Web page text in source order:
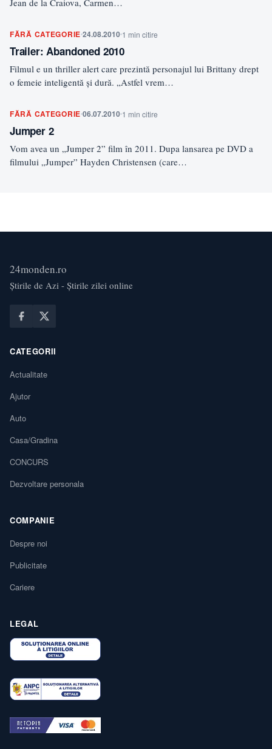
Jean de la Craiova, Carmen…
FĂRĂ CATEGORIE24.08.2010 1 min citire
Trailer: Abandoned 2010
Filmul e un thriller alert care prezintă personajul lui Brittany drept
o femeie inteligentă şi dură. „Astfel vrem…
FĂRĂ CATEGORIE06.07.2010 1 min citire
Jumper 2
Vom avea un „Jumper 2” film în 2011. Dupa lansarea pe DVD a
filmului „Jumper” Hayden Christensen (care…
24monden.ro
Știrile de Azi - Știrile zilei online
CATEGORII
Actualitate
Ajutor
Auto
Casa/Gradina
CONCURS
Dezvoltare personala
COMPANIE
Despre noi
Publicitate
Cariere
LEGAL